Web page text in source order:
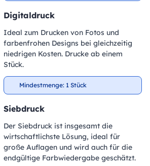
Digitaldruck
Ideal zum Drucken von Fotos und
farbenfrohen Designs bei gleichzeitig
niedrigen Kosten. Drucke ab einem
Stück.
Mindestmenge: 1 Stück
Siebdruck
Der Siebdruck ist insgesamt die
wirtschaftlichste Lösung, ideal für
große Auflagen und wird auch für die
endgültige Farbwiedergabe geschätzt.